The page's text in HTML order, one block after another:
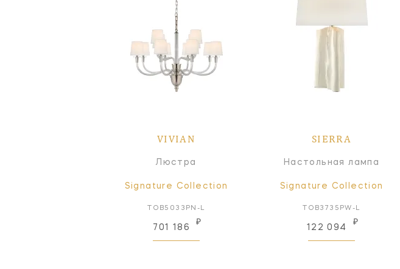
VIVIAN
Люстра
Signature Collection
TOB5033PN-L
701 186
₽
SIERRA
Настольная лампа
Signature Collection
TOB3735PW-L
122 094
₽